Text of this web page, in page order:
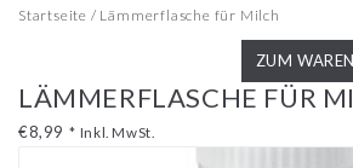
Startseite / Lämmerflasche für Milch
ZUM
LÄMMERFLASCHE FÜR
€8,99 * Inkl. MwSt.